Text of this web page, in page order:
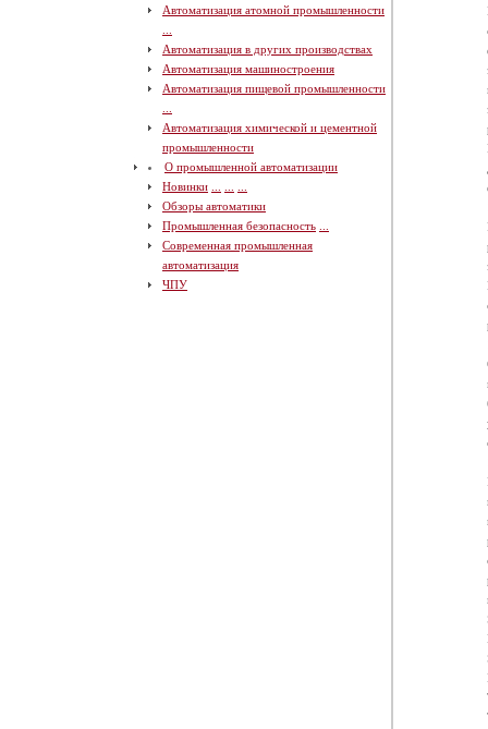
Автоматизация атомной промышленности
Автоматизация в других производствах
Автоматизация машиностроения
Автоматизация пищевой промышленности
Автоматизация химической и цементной
промышленности
О промышленной автоматизации
Новинки
Обзоры автоматики
Промышленная безопасность
Современная промышленная
автоматизация
ЧПУ